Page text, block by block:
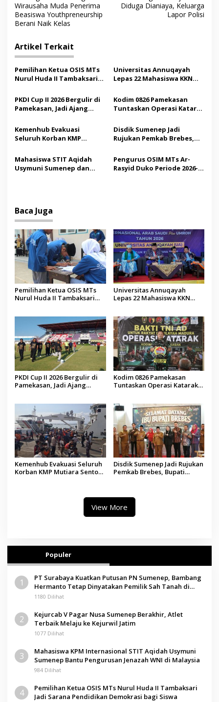
a
v
i
g
a
s
i
p
o
s
Wirausaha Muda Penerima
Beasiswa Youthpreneurship
Berani Naik Kelas
Diduga Dianiaya, Keluarga
Lapor Polisi
Artikel Terkait
Pemilihan Ketua OSIS MTs
Nurul Huda II Tambaksari
Demokrasi bagi Siswa
Universitas Annuqayah
Lepas 22 Mahasiswa KKN
Saudi
PKDI Cup II 2026 Bergulir di
Pamekasan, Jadi Ajang
Madura
Kodim 0826 Pamekasan
Tuntaskan Operasi Katarak
Tindakan Medis
Kemenhub Evakuasi
Seluruh Korban KMP
Operator Diaudit
Disdik Sumenep Jadi
Rujukan Pemkab Brebes,
Pendidikan Berbasis
Budaya
Mahasiswa STIT Aqidah
Usymuni Sumenep dan
Pengurus OSIM MTs Ar-
Rasyid Duko Periode 2026-
Baca Juga
Pemilihan Ketua OSIS MTs
Nurul Huda II Tambaksari
Universitas Annuqayah
Lepas 22 Mahasiswa KKN
PKDI Cup II 2026 Bergulir di
Pamekasan, Jadi Ajang
Kodim 0826 Pamekasan
Tuntaskan Operasi Katarak
Kemenhub Evakuasi Seluruh
Korban KMP Mutiara Sentosa
Disdik Sumenep Jadi Rujukan
Pemkab Brebes, Bupati
View More
Populer
1
PT Surabaya Kuatkan Putusan PN Sumenep, Bambang
Hermanto Tetap Dinyatakan Pemilik Sah Tanah di
Pamolokan
1180 Dilihat
2
Kejurcab V Pagar Nusa Sumenep Berakhir, Atlet
Terbaik Melaju ke Kejurwil Jatim
1077 Dilihat
3
Mahasiswa KPM Internasional STIT Aqidah Usymuni
Sumenep Bantu Pengurusan Jenazah WNI di Malaysia
984 Dilihat
4
Pemilihan Ketua OSIS MTs Nurul Huda II Tambaksari
Jadi Sarana Pendidikan Demokrasi bagi Siswa